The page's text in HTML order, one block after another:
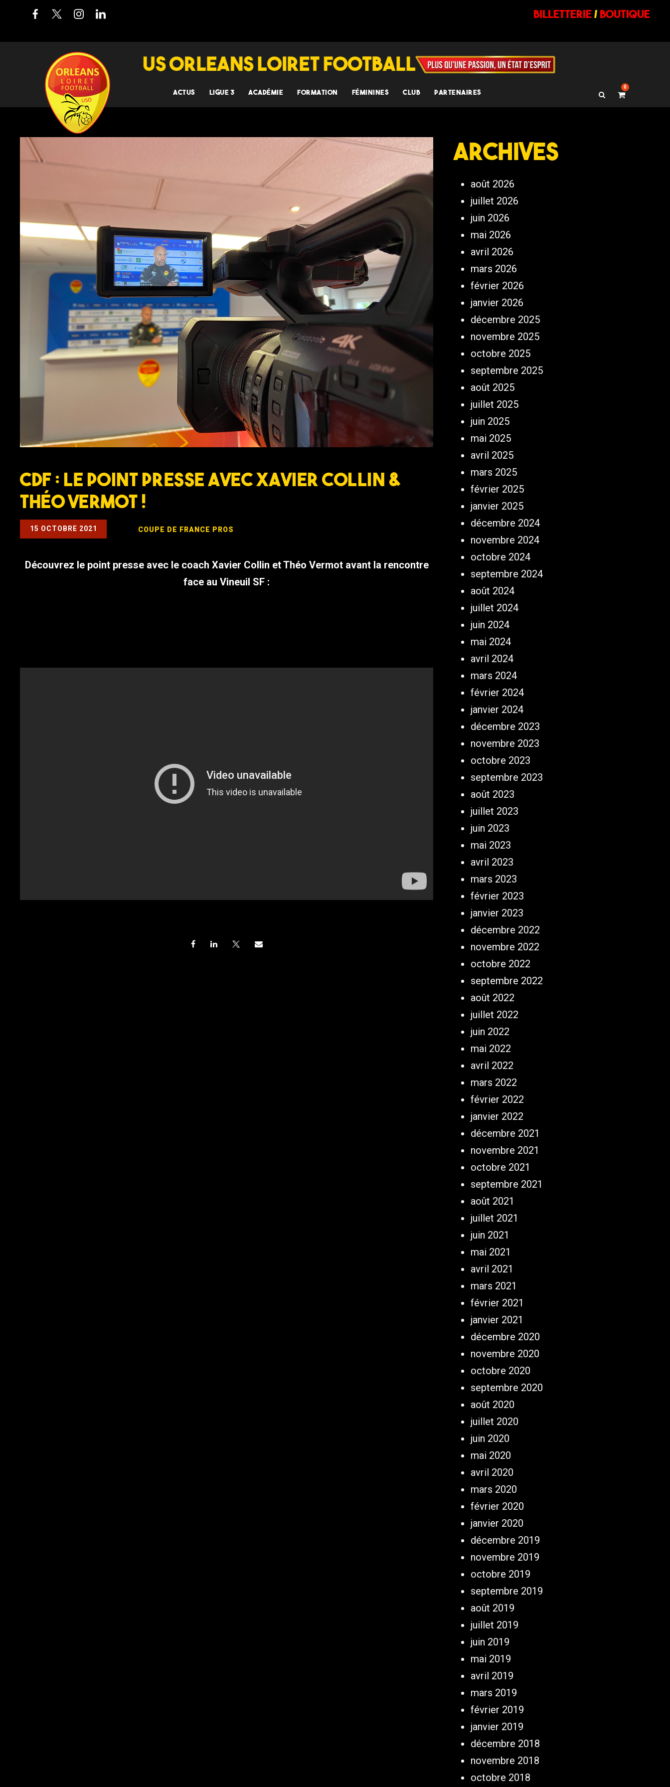
billetterie/ BOUTIQUE
ACTUS LIGUE 3 ACADÉMIE FORMATION FÉMININES CLUB PARTENAIRES
0
CDF : Le Point Presse avec Xavier Collin &
Théo Vermot !
15 OCTOBRE 2021 COUPE DE FRANCE PROS
Découvrez le point presse avec le coach Xavier Collin et Théo Vermot avant la rencontre
face au Vineuil SF :
Archives
août 2026
juillet 2026
juin 2026
mai 2026
avril 2026
mars 2026
février 2026
janvier 2026
décembre 2025
novembre 2025
octobre 2025
septembre 2025
août 2025
juillet 2025
juin 2025
mai 2025
avril 2025
mars 2025
février 2025
janvier 2025
décembre 2024
novembre 2024
octobre 2024
septembre 2024
août 2024
juillet 2024
juin 2024
mai 2024
avril 2024
mars 2024
février 2024
janvier 2024
décembre 2023
novembre 2023
octobre 2023
septembre 2023
août 2023
juillet 2023
juin 2023
mai 2023
avril 2023
mars 2023
février 2023
janvier 2023
décembre 2022
novembre 2022
octobre 2022
septembre 2022
août 2022
juillet 2022
juin 2022
mai 2022
avril 2022
mars 2022
février 2022
janvier 2022
décembre 2021
novembre 2021
octobre 2021
septembre 2021
août 2021
juillet 2021
juin 2021
mai 2021
avril 2021
mars 2021
février 2021
janvier 2021
décembre 2020
novembre 2020
octobre 2020
septembre 2020
août 2020
juillet 2020
juin 2020
mai 2020
avril 2020
mars 2020
février 2020
janvier 2020
décembre 2019
novembre 2019
octobre 2019
septembre 2019
août 2019
juillet 2019
juin 2019
mai 2019
avril 2019
mars 2019
février 2019
janvier 2019
décembre 2018
novembre 2018
octobre 2018